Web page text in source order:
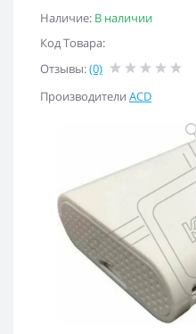
Наличие: В наличии
Код Товара:
Отзывы:(0)
Производители ACD